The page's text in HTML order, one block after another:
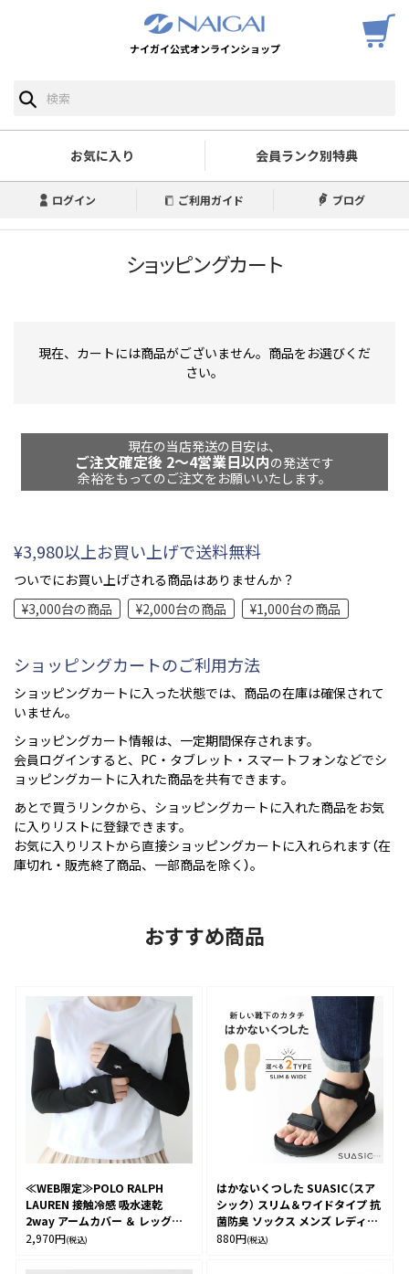
ナイガイ公式オンラインショップ
お気に入り 会員ランク別特典
ログイン ご利用ガイド ブログ
ショッピングカート
現在、カートには商品がございません。商品をお選びくだ
さい。
現在の当店発送の目安は、
ご注文確定後 2～4営業日以内の発送です
余裕をもってのご注文をお願いいたします。
¥3,980以上お買い上げで送料無料
ついでにお買い上げされる商品はありませんか？
¥3,000台の商品
¥2,000台の商品 ¥1,000台の商品
ショッピングカートのご利用方法
ショッピングカートに入った状態では、商品の在庫は確保されて
いません。
ショッピングカート情報は、一定期間保存されます。
会員ログインすると、PC・タブレット・スマートフォンなどでシ
ョッピングカートに入れた商品を共有できます。
あとで買うリンクから、ショッピングカートに入れた商品をお気
に入りリストに登録できます。
お気に入りリストから直接ショッピングカートに入れられます（在
庫切れ・販売終了商品、一部商品を除く）。
おすすめ商品
≪WEB限定≫POLO RALPH
LAUREN 接触冷感 吸水速乾
2way アームカバー ＆ レッグウ
ォーマー レディース 93228550
2,970円(税込)
はかないくつした SUASIC（スア
シック） スリム＆ワイドタイプ 抗
菌防臭 ソックス メンズ レディー
ス 【365日最短翌日発送】
880円(税込)